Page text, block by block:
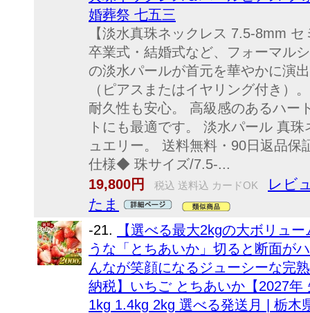
婚葬祭 七五三
【淡水真珠ネックレス 7.5-8mm
卒業式・結婚式など、フォーマル
の淡水パールが首元を華やかに演
（ピアスまたはイヤリング付き）
耐久性も安心。 高級感のあるハー
トにも最適です。 淡水パール 真
ュエリー。 送料無料・90日返品
仕様◆ 珠サイズ/7.5-...
19,800円
税込 送料込 カードOK
レビ
たま
-21.
【選べる最大2kgの大ボリュ
うな「とちあいか」切ると断面が
んなが笑顔になるジューシーな完
納税】いちご とちあいか【2027
1kg 1.4kg 2kg 選べる発送月 | 栃木